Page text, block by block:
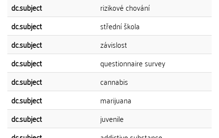
dc.subject
rizikové chování
dc.subject
střední škola
dc.subject
závislost
dc.subject
questionnaire survey
dc.subject
cannabis
dc.subject
marijuana
dc.subject
juvenile